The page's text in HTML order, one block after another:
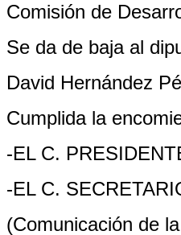
Comisión de
Se da de baja al
David Hernández
Cumplida la
-EL C.
-EL C.
(Comunicación de